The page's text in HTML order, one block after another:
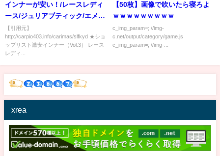
インナーが安い！/レースレディ
ース/ジュリアブティック/エメフ
ィール★ショップリスト激安イ
ンナー
【引用元】
http://carpio403.info/carimas/slfkyd ★ショ
ップリスト激安インナー（Vol.3） レース
レディ...
【50枚】画像で吹いたら寝ろよ
ｗｗｗｗｗｗｗｗｗ
c_img_param=; //img-
c.net/output/category/game.js
c_img_param=; //img-...
xrea